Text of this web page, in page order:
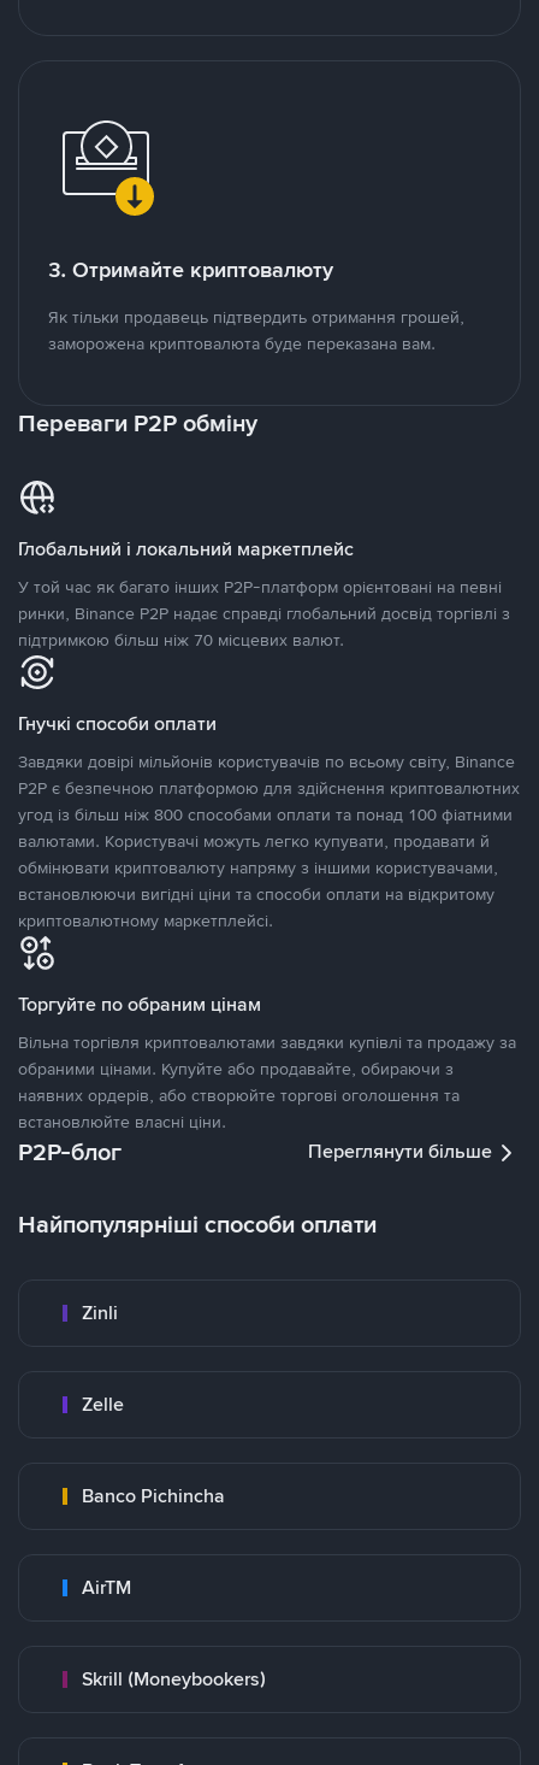
3. Отримайте криптовалюту
Як тільки продавець підтвердить отримання грошей,
заморожена криптовалюта буде переказана вам.
Переваги P2P обміну
Глобальний і локальний маркетплейс
У той час як багато інших P2P-платформ орієнтовані на певні
ринки, Binance P2P надає справді глобальний досвід торгівлі з
підтримкою більш ніж 70 місцевих валют.
Гнучкі способи оплати
Завдяки довірі мільйонів користувачів по всьому світу, Binance
P2P є безпечною платформою для здійснення криптовалютних
угод із більш ніж 800 способами оплати та понад 100 фіатними
валютами. Користувачі можуть легко купувати, продавати й
обмінювати криптовалюту напряму з іншими користувачами,
встановлюючи вигідні ціни та способи оплати на відкритому
криптовалютному маркетплейсі.
Торгуйте по обраним цінам
Вільна торгівля криптовалютами завдяки купівлі та продажу за
обраними цінами. Купуйте або продавайте, обираючи з
наявних ордерів, або створюйте торгові оголошення та
встановлюйте власні ціни.
P2P-блог Переглянути більше
Найпопулярніші способи оплати
Zinli
Zelle
Banco Pichincha
AirTM
Skrill (Moneybookers)